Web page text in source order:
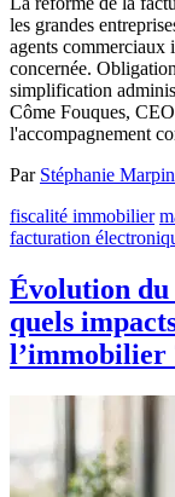
les grandes
agents commerciaux
concernée.
simplification
Côme Fouques,
l'accompagnement
Par Stéphanie
fiscalité immobilier
facturation
Évolution du
quels
l’immobilier